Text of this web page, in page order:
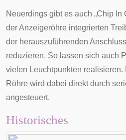
Neuerdings gibt es auch „Chip In
der Anzeigeröhre integrierten
der herauszuführenden
reduzieren. So lassen sich auch
vielen Leuchtpunkten realisieren.
Röhre wird dabei direkt durch
angesteuert.
Historisches